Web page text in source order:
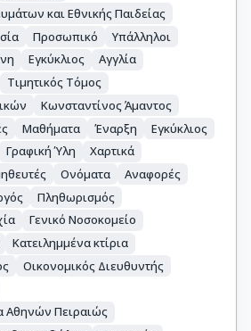
και Εθνικής Παιδείας
Προσωπικό
Υπάλληλοι
Εγκύκλιος
Αγγλία
Τιμητικός Τόμος
Κωνσταντίνος Άμαντος
Μαθήματα Έναρξη
Εγκύκλιος
Γραφική Ύλη
Χαρτικά
Ονόματα
Αναφορές
Πληθωρισμός
Γενικό Νοσοκομείο
Κατειλημμένα κτίρια
Οικονομικός Διευθυντής
Αθηνών Πειραιώς